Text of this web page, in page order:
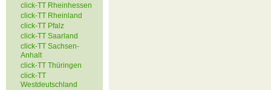
click-TT Rheinhessen
click-TT Rheinland
click-TT Pfalz
click-TT Saarland
click-TT Sachsen-
Anhalt
click-TT Thüringen
click-TT
Westdeutschland